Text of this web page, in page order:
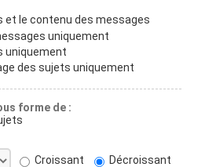
et le contenu des messages
uniquement
uniquement
des sujets uniquement
forme de :
Croissant
Décroissant